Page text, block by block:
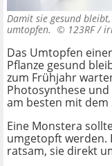
Damit sie gesund
umtopfen. © 123RF /
Das Umtopfen
Pflanze gesund
zum Frühjahr
Photosynthese
am besten mit dem
Eine Monstera
umgetopft werden.
ratsam, sie direkt